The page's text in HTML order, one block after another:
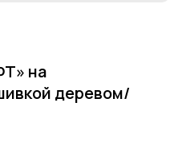
на
деревом/